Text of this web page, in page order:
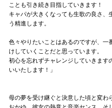
ことも引き続き目指していきます！
キャパが大きくなっても生歌の良さ、
う精進します。
色々やりたいことはあるのですが、一
けしていくことだと思っています。
初心を忘れずチャレンジしていきます
いいたします！」
母の夢を受け継ぐと決意した頃と変わ